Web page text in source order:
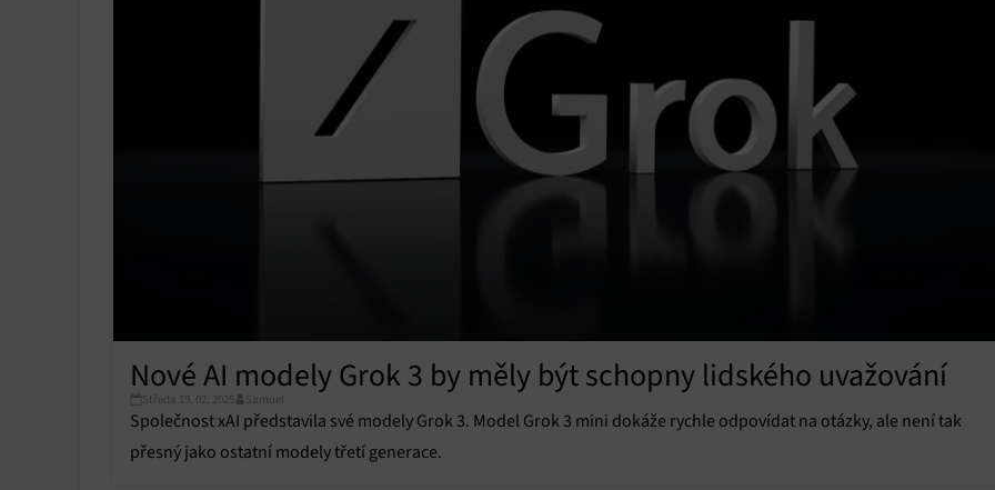
Nové AI modely Grok 3 by měly být schopny lidského uvažování
Středa 19. 02. 2025 Samuel
Společnost xAI představila své modely Grok 3. Model Grok 3 mini dokáže rychle odpovídat na otázky, ale není tak
přesný jako ostatní modely třetí generace.